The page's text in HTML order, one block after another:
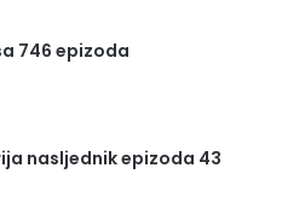
746 epizoda
nasljednik epizoda 43